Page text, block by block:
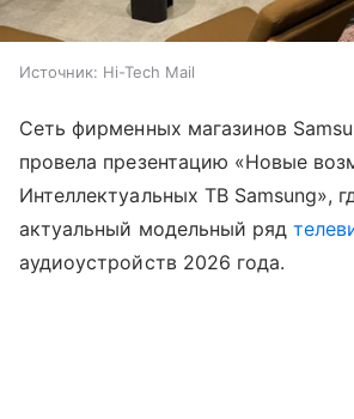
Источник: Hi-Tech Mail
Сеть фирменных магазинов
провела презентацию «Новые
Интеллектуальных ТВ Samsung»,
актуальный модельный ряд
аудиоустройств 2026 года.